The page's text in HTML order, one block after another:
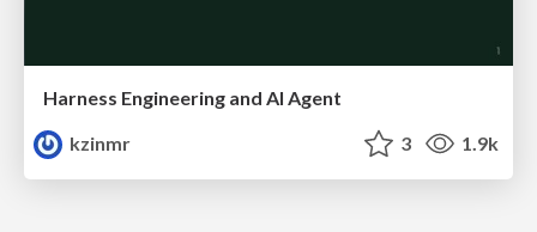
Harness Engineering and Al Agent
kzinmr
3 1.9k